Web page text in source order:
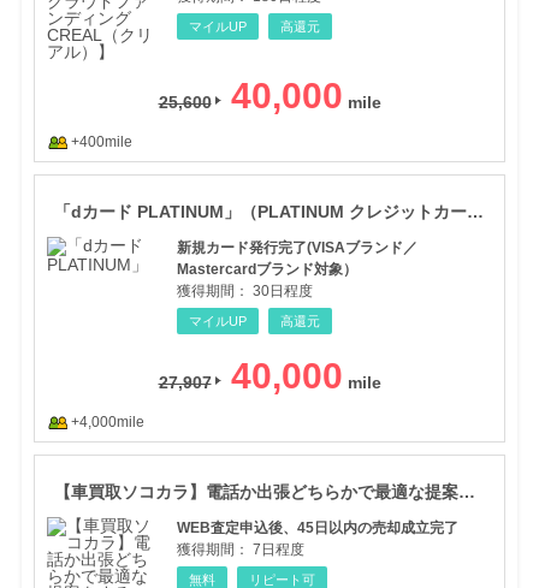
マイルUP 高還元
25,600 40,000
+400mile
「dカード PLATINUM」（PLATINUM クレジットカード発券（【新規申込】カード発行）
新規カード発行完了(VISAブランド／
Mastercardブランド対象）
獲得期間： 30日程度
マイルUP 高還元
27,907 40,000
+4,000mile
【車買取ソコカラ】電話か出張どちらかで最適な提案をする「２ WAY査定」で高価買取
WEB査定申込後、45日以内の売却成立完了
獲得期間： 7日程度
無料 リピート可